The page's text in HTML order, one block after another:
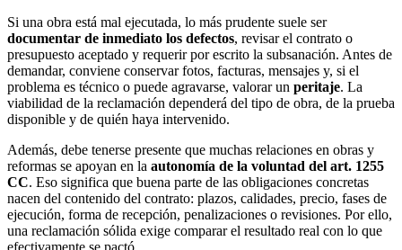
Si una obra está mal ejecutada, lo más prudente suele ser
documentar de inmediato los defectos, revisar el contrato o
presupuesto aceptado y requerir por escrito la subsanación. Antes de
demandar, conviene conservar fotos, facturas, mensajes y, si el
problema es técnico o puede agravarse, valorar un peritaje. La
viabilidad de la reclamación dependerá del tipo de obra, de la prueba
disponible y de quién haya intervenido.
Además, debe tenerse presente que muchas relaciones en obras y
reformas se apoyan en la autonomía de la voluntad del art. 1255
CC. Eso significa que buena parte de las obligaciones concretas
nacen del contenido del contrato: plazos, calidades, precio, fases de
ejecución, forma de recepción, penalizaciones o revisiones. Por ello,
una reclamación sólida exige comparar el resultado real con lo que
efectivamente se pactó.